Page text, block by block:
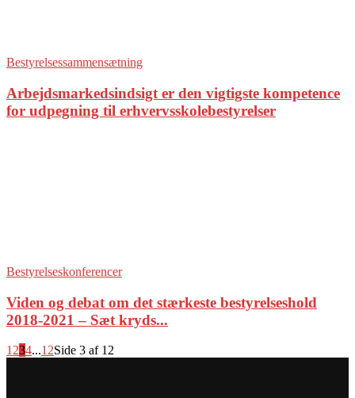
Bestyrelsessammensætning
Arbejdsmarkedsindsigt er den vigtigste kompetence
for udpegning til erhvervsskolebestyrelser
Bestyrelseskonferencer
Viden og debat om det stærkeste bestyrelseshold
2018-2021 – Sæt kryds...
1 234...12Side 3 af 12